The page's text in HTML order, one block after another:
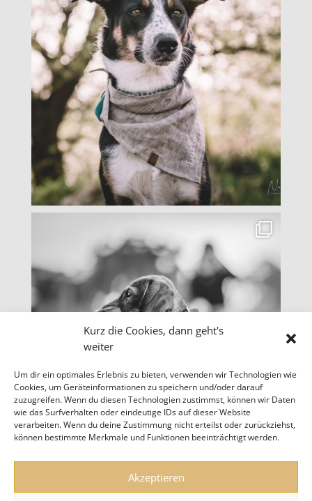
Kurz die Cookies, dann geht's
weiter
Um dir ein optimales Erlebnis zu bieten, verwenden wir Technologien wie
Cookies, um Geräteinformationen zu speichern und/oder darauf
zuzugreifen. Wenn du diesen Technologien zustimmst, können wir Daten
wie das Surfverhalten oder eindeutige IDs auf dieser Website
verarbeiten. Wenn du deine Zustimmung nicht erteilst oder zurückziehst,
können bestimmte Merkmale und Funktionen beeinträchtigt werden.
Akzeptieren
mehr Fotos laden Auf Instagram folgen